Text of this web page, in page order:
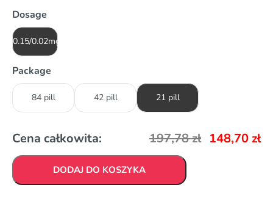
Dosage
0.15/0.02mg
Package
84 pill 42 pill 21 pill
Cena całkowita: 197,78zł 148,70 zł
DODAJ DO KOSZYKA